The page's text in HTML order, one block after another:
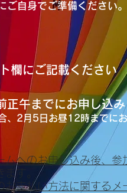
ご自身でご準備ください。
ご記載ください
正午までにお申し込
、2月5日お昼12時までに
ムへのお申し込み後、参
す。
お支払い方法に関するメ